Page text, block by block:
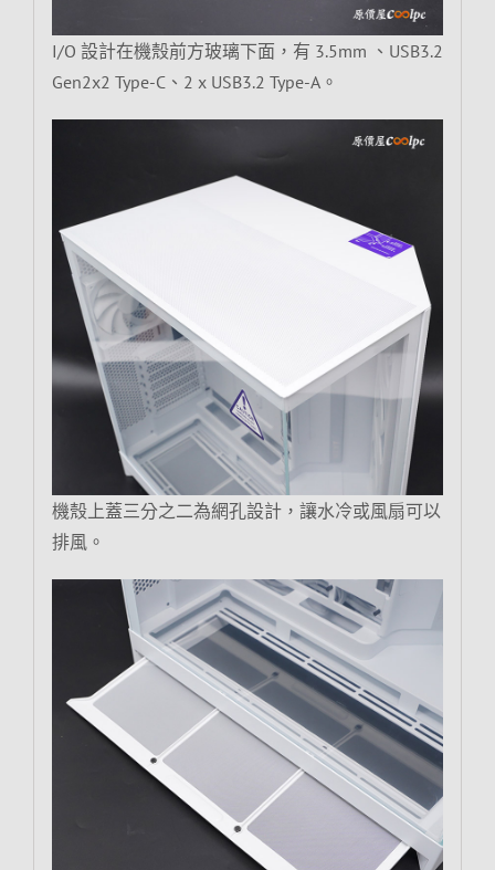
I/O 設計在機殼前方玻璃下面，有 3.5mm 、USB3.2
Gen2x2 Type-C、2 x USB3.2 Type-A。
機殼上蓋三分之二為網孔設計，讓水冷或風扇可以
排風。